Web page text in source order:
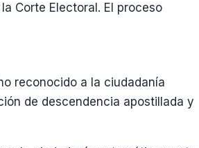
Corte Electoral. El proceso
reconocido a la ciudadanía
de descendencia apostillada y